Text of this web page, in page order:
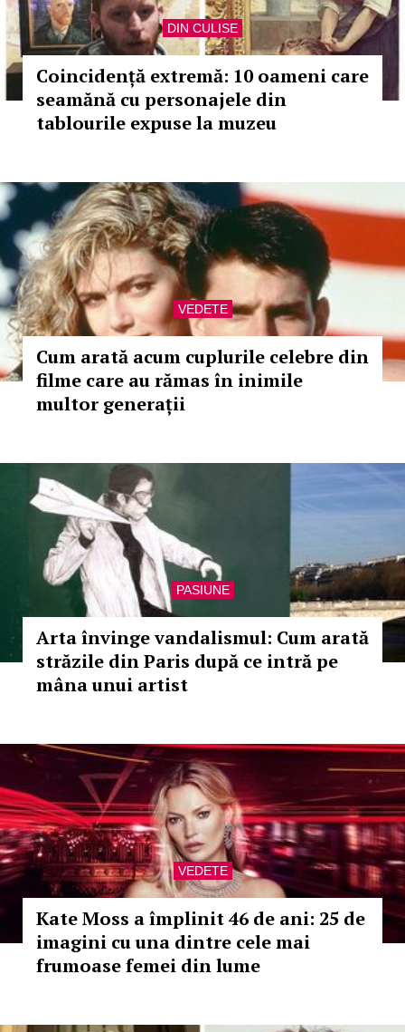
DIN CULISE
Coincidență extremă: 10 oameni care
seamănă cu personajele din
tablourile expuse la muzeu
VEDETE
Cum arată acum cuplurile celebre din
filme care au rămas în inimile
multor generații
PASIUNE
Arta învinge vandalismul: Cum arată
străzile din Paris după ce intră pe
mâna unui artist
VEDETE
Kate Moss a împlinit 46 de ani: 25 de
imagini cu una dintre cele mai
frumoase femei din lume